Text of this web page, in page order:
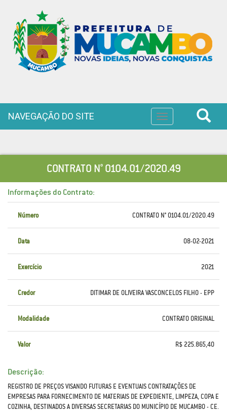
Toggle
navigation
NAVEGAÇÃO DO SITE
CONTRATO N° 0104.01/2020.49
Informações do Contrato:
Número CONTRATO N° 0104.01/2020.49
Data 08-02-2021
Exercício 2021
Credor DITIMAR DE OLIVEIRA VASCONCELOS FILHO - EPP
Modalidade CONTRATO ORIGINAL
Valor R$ 225.865,40
Descrição:
REGISTRO DE PREÇOS VISANDO FUTURAS E EVENTUAIS CONTRATAÇÕES DE
EMPRESAS PARA FORNECIMENTO DE MATERIAIS DE EXPEDIENTE, LIMPEZA, COPA E
COZINHA, DESTINADOS A DIVERSAS SECRETARIAS DO MUNICÍPIO DE MUCAMBO - CE.